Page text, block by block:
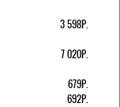
3 598Р.
7 020Р.
679Р.
692Р.